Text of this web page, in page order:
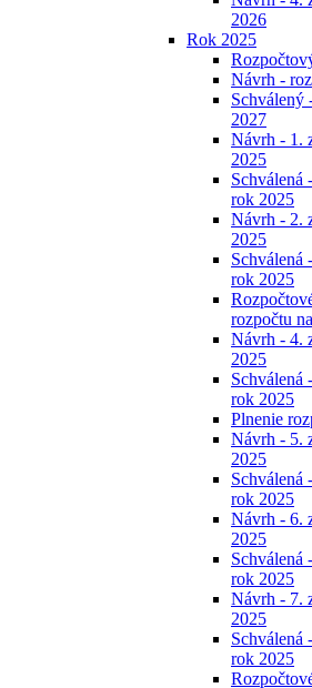
2026
Rok 2025
Návrh -
Schválený
2027
Návrh - 1.
2025
Schválená
rok 2025
Návrh - 2.
2025
Schválená
rok 2025
rozpočtu
Návrh - 4.
2025
Schválená
rok 2025
Plnenie
Návrh - 5.
2025
Schválená
rok 2025
Návrh - 6.
2025
Schválená
rok 2025
Návrh - 7.
2025
Schválená
rok 2025